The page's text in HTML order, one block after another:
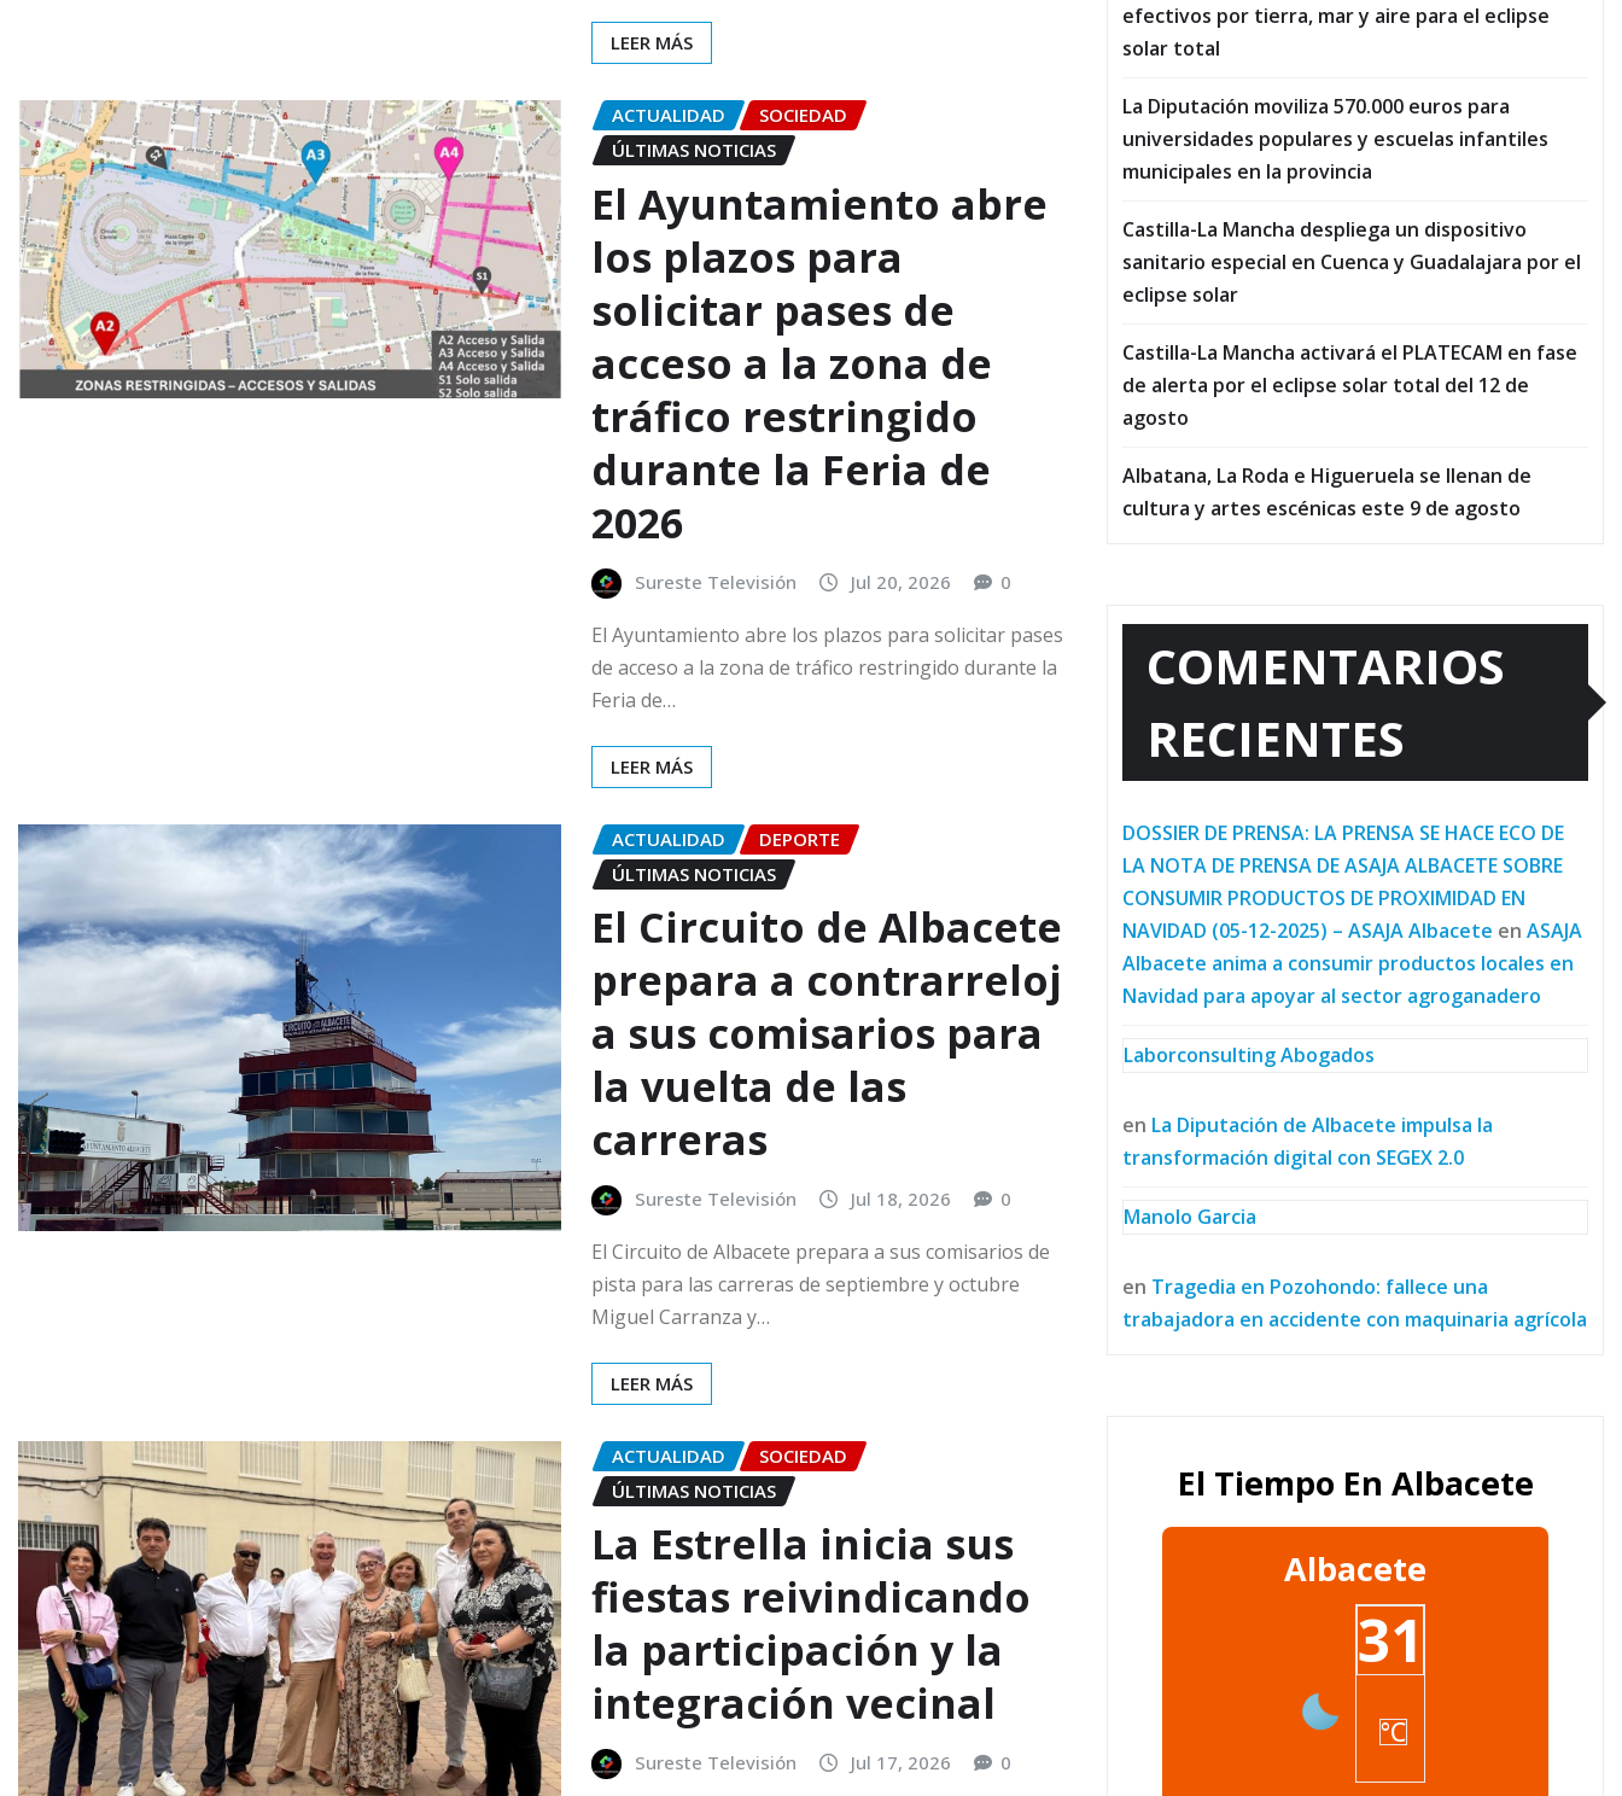
LEER MÁS
ACTUALIDAD
SOCIEDAD
ÚLTIMAS NOTICIAS
El Ayuntamiento abre
los plazos para
solicitar pases de
acceso a la zona de
tráfico restringido
durante la Feria de
2026
Sureste Televisión Jul 20, 2026 0
El Ayuntamiento abre los plazos para solicitar pases
de acceso a la zona de tráfico restringido durante la
Feria de…
LEER MÁS
ACTUALIDAD
DEPORTE
ÚLTIMAS NOTICIAS
El Circuito de Albacete
prepara a contrarreloj
a sus comisarios para
la vuelta de las
carreras
Sureste Televisión Jul 18, 2026 0
El Circuito de Albacete prepara a sus comisarios de
pista para las carreras de septiembre y octubre
Miguel Carranza y…
LEER MÁS
ACTUALIDAD
SOCIEDAD
ÚLTIMAS NOTICIAS
La Estrella inicia sus
fiestas reivindicando
la participación y la
integración vecinal
Sureste Televisión Jul 17, 2026 0
efectivos por tierra, mar y aire para el eclipse
solar total
La Diputación moviliza 570.000 euros para
universidades populares y escuelas infantiles
municipales en la provincia
Castilla-La Mancha despliega un dispositivo
sanitario especial en Cuenca y Guadalajara por el
eclipse solar
Castilla-La Mancha activará el PLATECAM en fase
de alerta por el eclipse solar total del 12 de
agosto
Albatana, La Roda e Higueruela se llenan de
cultura y artes escénicas este 9 de agosto
COMENTARIOS
RECIENTES
DOSSIER DE PRENSA: LA PRENSA SE HACE ECO DE
LA NOTA DE PRENSA DE ASAJA ALBACETE SOBRE
CONSUMIR PRODUCTOS DE PROXIMIDAD EN
NAVIDAD (05-12-2025) – ASAJA Albacete en ASAJA
Albacete anima a consumir productos locales en
Navidad para apoyar al sector agroganadero
Laborconsulting Abogados
en La Diputación de Albacete impulsa la
transformación digital con SEGEX 2.0
Manolo Garcia
en Tragedia en Pozohondo: fallece una
trabajadora en accidente con maquinaria agrícola
El Tiempo En Albacete
Albacete
31
°C